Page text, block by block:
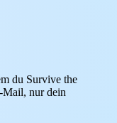
du Survive the
Mail, nur dein